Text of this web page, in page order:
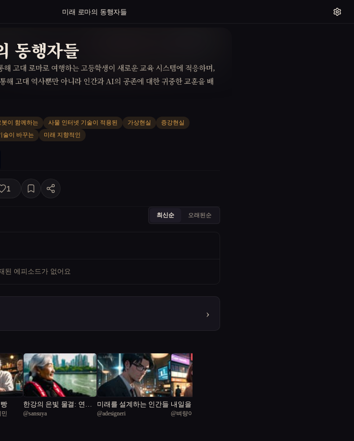
미래 로마의 동행자들
동행자들
해 고대 로마로 여행하는 고등학생이 새로운 교육 시스템에 적응하며,
해 고대 역사뿐만 아니라 인간과 AI의 공존에 대한 귀중한 교훈을 배
봇이 함께하는 사물 인터넷 기술이 적용된 가상현실
증강현실
술이 바꾸는 미래 지향적인
1
최신순 오래된순
된 에피소드가 없어요
›
한강의 은빛 물결: 연희
의 도전
@sansuya
미래를 설계하는 인간들
@adesigneri
내일을 위한 따뜻한 손길
@벼량이